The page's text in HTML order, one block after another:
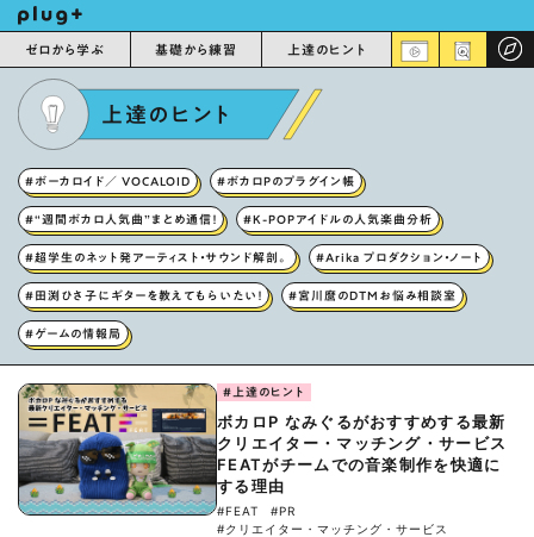
ゼロから学ぶ 基礎から練習 上達のヒント
上達のヒント
#ボーカロイド／ VOCALOID #ボカロPのプラグイン帳
#“週間ボカロ人気曲”まとめ通信！ #K-POPアイドルの人気楽曲分析
#超学生のネット発アーティスト・サウンド解剖。 #Arika プロダクション・ノート
#田渕ひさ子にギターを教えてもらいたい！ #宮川麿のDTMお悩み相談室
#ゲームの情報局
#上達のヒント
ボカロP なみぐるがおすすめする最新
クリエイター・マッチング・サービス
FEATがチームでの音楽制作を快適に
する理由
#FEAT
#PR
#クリエイター・マッチング・サービス